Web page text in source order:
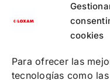
cookies
Para ofrecer las
tecnologías como
PUNTOS DE
PREGUNTAS
Política de privacidad
Condiciones de